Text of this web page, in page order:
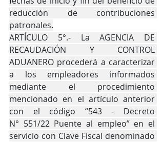
reducción de contribuciones
patronales.
ARTÍCULO 5°.- La AGENCIA DE
RECAUDACIÓN Y CONTROL
ADUANERO procederá a caracterizar
a los empleadores informados
mediante el procedimiento
mencionado en el artículo anterior
con el código “543 - Decreto
N° 551/22 Puente al empleo” en el
servicio con Clave Fiscal denominado